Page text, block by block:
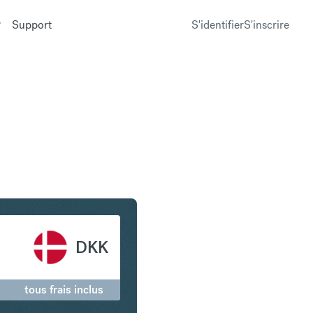
Support S'identifierS'inscrire
DKK
tous frais inclus